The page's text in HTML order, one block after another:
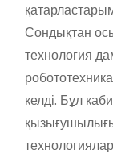
Сондықтан
технология
келді. Бұл